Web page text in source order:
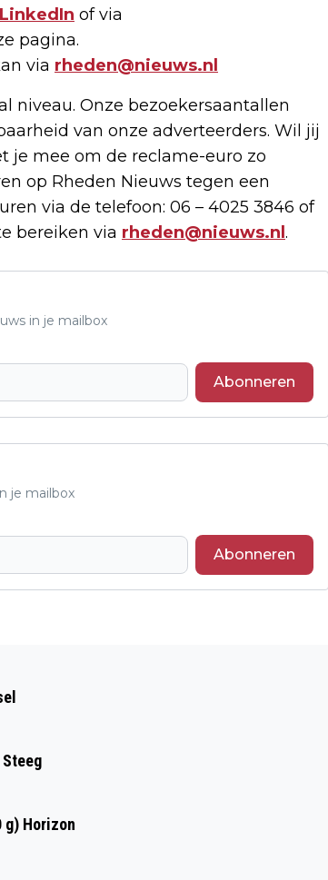
LinkedIn of via
pagina.
via rheden@nieuws.nl
niveau. Onze bezoekersaantallen
van onze adverteerders. Wil jij
je mee om de reclame-euro zo
op Rheden Nieuws tegen een
via de telefoon: 06 – 4025 3846 of
bereiken via rheden@nieuws.nl .
in je mailbox
Abonneren
je mailbox
Abonneren
RHEDEN
g) Horizon